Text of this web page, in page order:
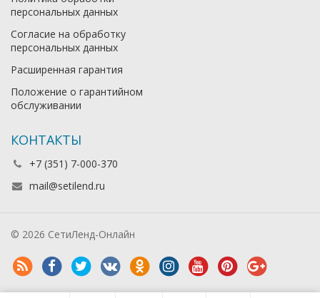
персональных данных
Согласие на обработку
персональных данных
Расширенная гарантия
Положение о гарантийном
обслуживании
КОНТАКТЫ
+7 (351) 7-000-370
mail@setilend.ru
© 2026 СетиЛенд-Онлайн